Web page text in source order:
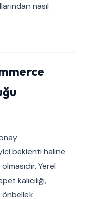
nasıl
beklenti haline
Yerel
kalıcılığı,